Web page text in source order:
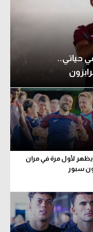
حياتي..
لأول مرة في مران
سبور